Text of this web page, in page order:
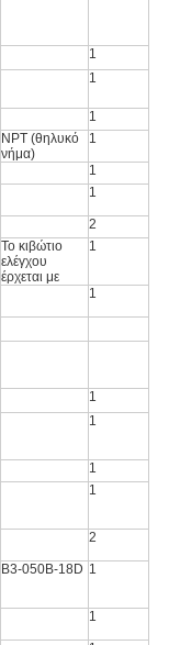
1
1
1
NPT (θηλυκό
νήμα)
1
1
1
2
Το κιβώτιο
ελέγχου
έρχεται με
1
1
1
1
1
1
2
B3-050B-18D 1
1